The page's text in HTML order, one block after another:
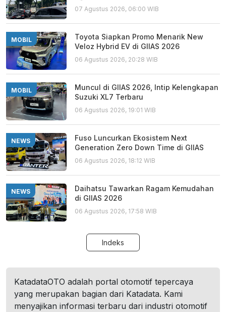
07 Agustus 2026, 06:00 WIB
MOBIL
Toyota Siapkan Promo Menarik New
Veloz Hybrid EV di GIIAS 2026
06 Agustus 2026, 20:28 WIB
MOBIL
Muncul di GIIAS 2026, Intip Kelengkapan
Suzuki XL7 Terbaru
06 Agustus 2026, 19:01 WIB
NEWS
Fuso Luncurkan Ekosistem Next
Generation Zero Down Time di GIIAS
06 Agustus 2026, 18:12 WIB
NEWS
Daihatsu Tawarkan Ragam Kemudahan
di GIIAS 2026
06 Agustus 2026, 17:58 WIB
Indeks
KatadataOTO adalah portal otomotif tepercaya
yang merupakan bagian dari Katadata. Kami
menyajikan informasi terbaru dari industri otomotif